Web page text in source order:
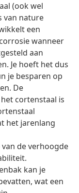
(ook wel
van nature
een
wanneer
aan
Je hoeft het dus
je besparen op
De
cortenstaal is
het jarenlang
de verhoogde
kan je
wat een